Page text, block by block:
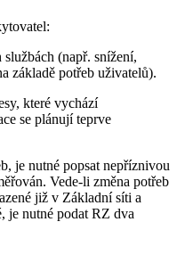
(např. snížení,
základě potřeb uživatelů).
které vychází
se plánují teprve
nutné popsat nepříznivou
Vede-li změna potřeb
již v Základní síti a
je nutné podat RZ dva